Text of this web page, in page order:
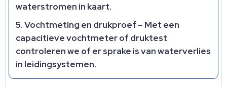
waterstromen in kaart.​
Vochtmeting en drukproef – Met een
capacitieve vochtmeter of druktest
controleren we of er sprake is van waterverlies
in leidingsystemen.​